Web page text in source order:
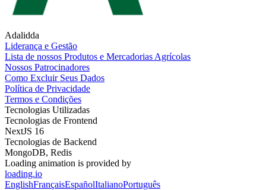
Adalidda
Liderança e Gestão
Lista de nossos Produtos e Mercadorias Agrícolas
Nossos Patrocinadores
Como Excluir Seus Dados
Política de Privacidade
Termos e Condições
Tecnologias Utilizadas
Tecnologias de Frontend
NextJS 16
Tecnologias de Backend
MongoDB, Redis
Loading animation is provided by
loading.io
EnglishFrançaisEspañolItalianoPortuguês